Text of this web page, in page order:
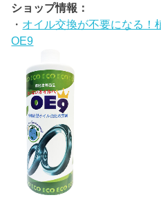
ショップ情報：
・ オイル交換が不要になる！
OE9